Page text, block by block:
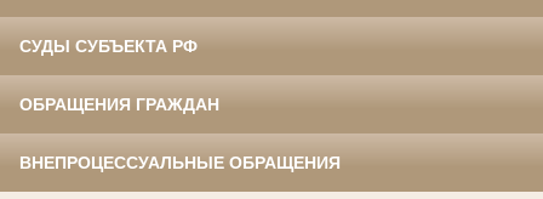
СУДЫ СУБЪЕКТА РФ
ОБРАЩЕНИЯ ГРАЖДАН
ВНЕПРОЦЕССУАЛЬНЫЕ ОБРАЩЕНИЯ